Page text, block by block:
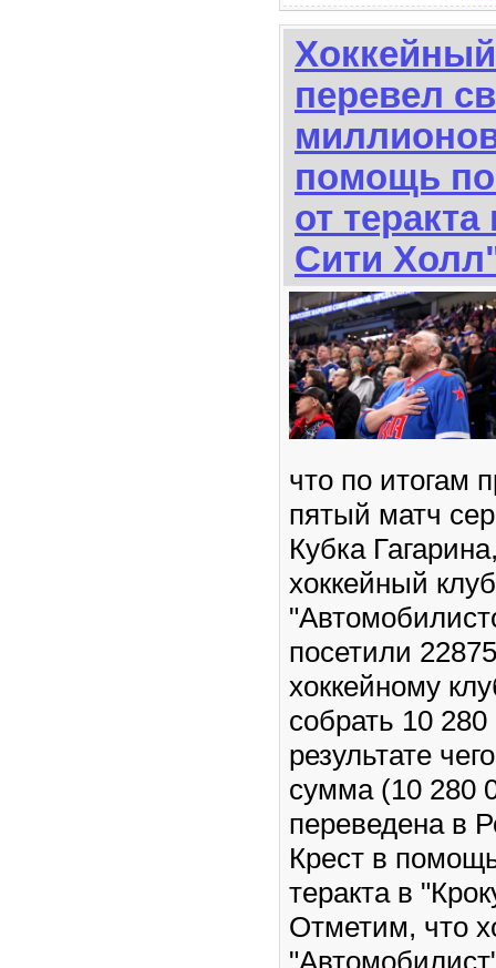
перевел
помощь
от
Сити
что по итогам
пятый матч
Кубка
хоккейный
посетили
хоккейному
собрать 10
результате
сумма (10 280
переведена в
Крест в
теракта в
Отметим, что